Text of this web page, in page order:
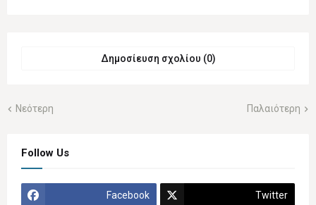
Δημοσίευση σχολίου (0)
Νεότερη Παλαιότερη
Follow Us
Facebook Twitter